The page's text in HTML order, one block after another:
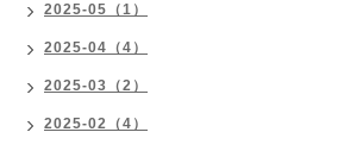
2025-05（1）
2025-04（4）
2025-03（2）
2025-02（4）